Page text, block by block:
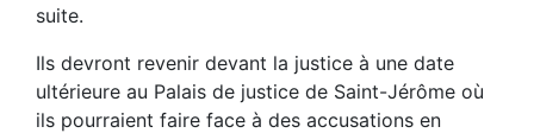
suite.
Ils devront revenir devant la justice à une date
ultérieure au Palais de justice de Saint-Jérôme où
ils pourraient faire face à des accusations en